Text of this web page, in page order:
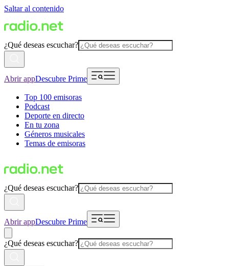
Saltar al contenido
¿Qué deseas escuchar?
Abrir appDescubre Prime
Top 100 emisoras
Podcast
Deporte en directo
En tu zona
Géneros musicales
Temas de emisoras
¿Qué deseas escuchar?
Abrir appDescubre Prime
¿Qué deseas escuchar?